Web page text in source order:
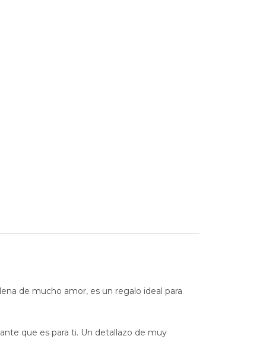
de mucho amor, es un regalo ideal para
que es para ti. Un detallazo de muy